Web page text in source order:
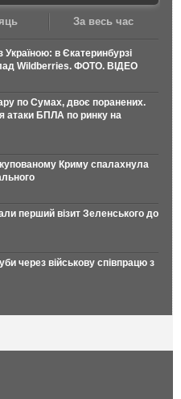
За весь час
Україною: в Єкатеринбурзі
Wildberries. ФОТО. ВІДЕО
по Сумах, двоє поранених.
атаки БПЛА по ринку на
Криму спалахнула
перший візит Зеленського до
через військову співпрацю з